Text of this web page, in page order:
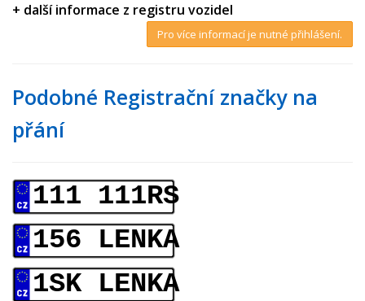
+ další informace z registru vozidel
Pro více informací je nutné přihlášení.
Podobné Registrační značky na
přání
111 111RS
156 LENKA
1SK LENKA